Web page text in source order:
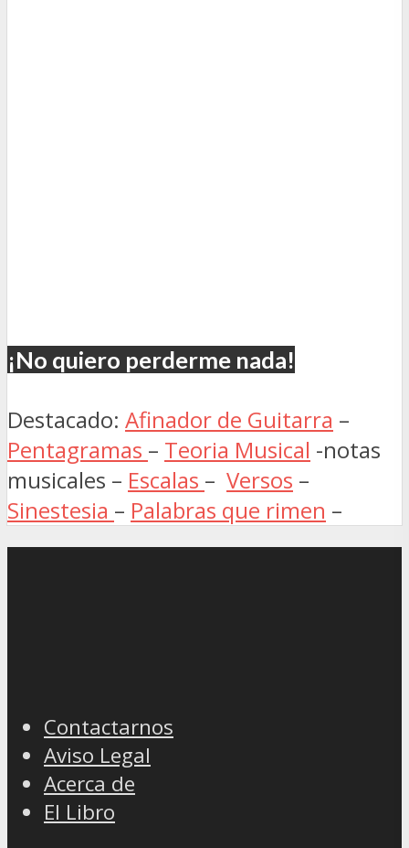
¡No quiero perderme nada!
Destacado: Afinador de Guitarra –
Pentagramas – Teoria Musical -notas
musicales – Escalas – Versos –
Sinestesia – Palabras que rimen –
Contactarnos
Aviso Legal
Acerca de
El Libro